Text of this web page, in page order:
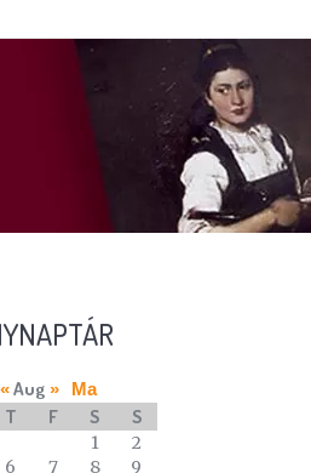
« Aug » Ma
T F S S
1
2
6 7 8
9